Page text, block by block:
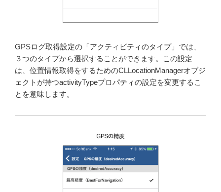
GPSログ取得設定の「アクティビティのタイプ」では、
３つのタイプから選択することができます。この設定
は、位置情報取得をするためのCLLocationManagerオブジ
ェクトが持つactivityTypeプロパティの設定を変更するこ
とを意味します。